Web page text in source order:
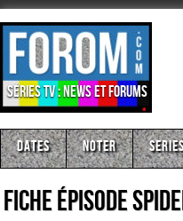
Séries TV : news et forums
Dates Noter
Fiche épisode